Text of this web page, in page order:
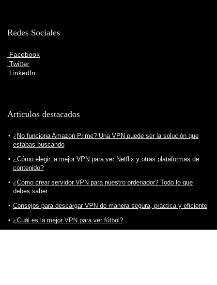
Redes Sociales
Facebook
Twitter
LinkedIn
Articulos destacados
¿No funciona Amazon Prime? Una VPN puede ser la solución que
estabas buscando
¿Cómo elegir la mejor VPN para ver Netflix y otras plataformas de
contenido?
¿Cómo crear servidor VPN para nuestro ordenador? Todo lo que
debes saber
Consejos para descargar VPN de manera segura, práctica y eficiente
¿Cuál es la mejor VPN para ver fútbol?